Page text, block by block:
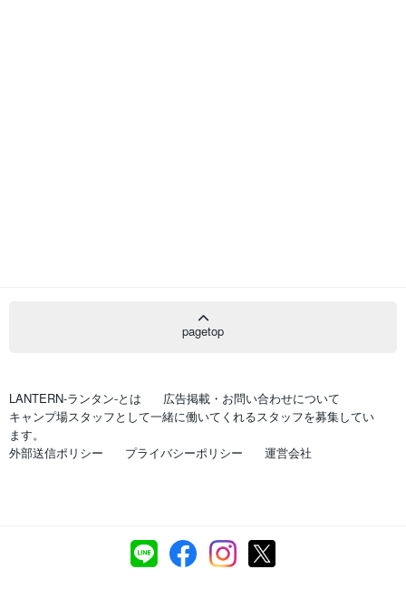
pagetop
LANTERN-ランタン-とは
広告掲載・お問い合わせについて
キャンプ場スタッフとして一緒に働いてくれるスタッフを募集してい
ます。
外部送信ポリシー
プライバシーポリシー 運営会社